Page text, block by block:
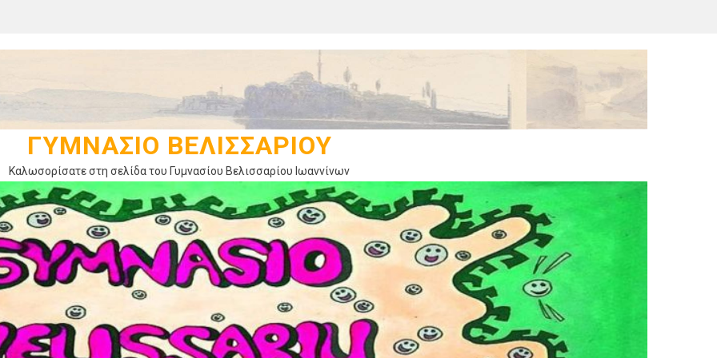
ΓΥΜΝΆΣΙΟ ΒΕΛΙΣΣΑΡΊΟΥ
Καλωσορίσατε στη σελίδα του Γυμνασίου Βελισσαρίου Ιωαννίνων